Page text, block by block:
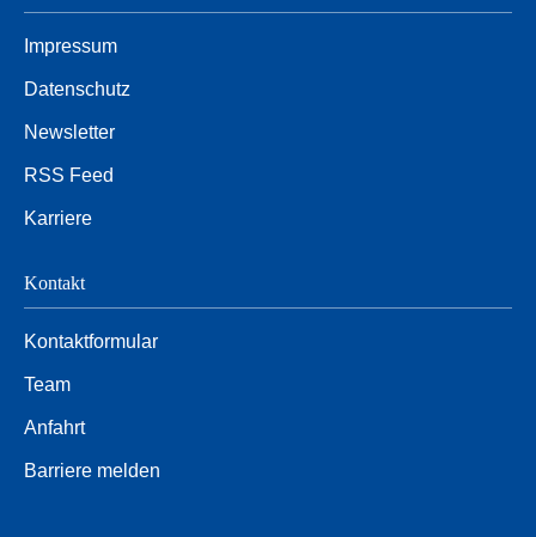
Impressum
Datenschutz
Newsletter
RSS Feed
Karriere
Kontakt
Kontaktformular
Team
Anfahrt
Barriere melden